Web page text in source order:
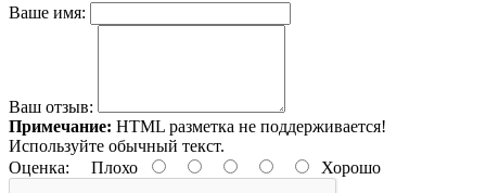
Ваше имя:
Ваш отзыв:
Примечание: HTML разметка не поддерживается!
Используйте обычный текст.
Оценка: Плохо Хорошо